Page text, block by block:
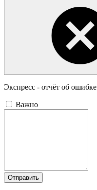
Экспресс - отчёт об ошибке
Важно
Отправить